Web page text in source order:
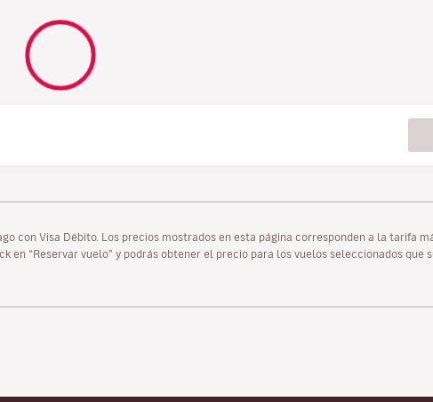
con Visa Débito. Los precios mostrados en esta página corresponden a la tarifa
“Reservar vuelo” y podrás obtener el precio para los vuelos seleccionados que